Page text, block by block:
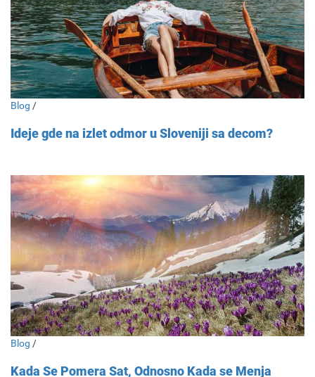
Blog /
Ideje gde na izlet odmor u Sloveniji sa decom?
Blog /
Kada Se Pomera Sat, Odnosno Kada se Menja